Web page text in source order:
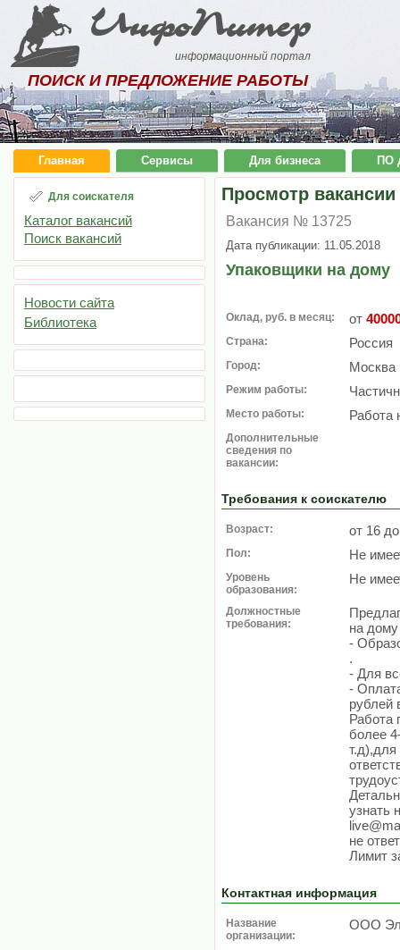
ИнфоПитер
информационный портал
ПОИСК И ПРЕДЛОЖЕНИЕ РАБОТЫ
Главная Сервисы Для бизнеса ПО
Для соискателя
Каталог вакансий
Поиск вакансий
Новости сайта
Библиотека
Просмотр вакансии
Вакансия № 13725
Дата публикации: 11.05.2018
Упаковщики на дому
Оклад, руб. в месяц: от
Страна: Россия
Город: Москва
Режим работы:
Место работы: Работа
Дополнительные
сведения по
вакансии:
Требования к соискателю
Возраст: от 16
Пол: Не
Уровень
образования:
Не
Должностные
требования:
на дому
-
.
- Для
-
рублей
Работа
более
узнать
не
Лимит
Контактная информация
Название
организации:
ООО